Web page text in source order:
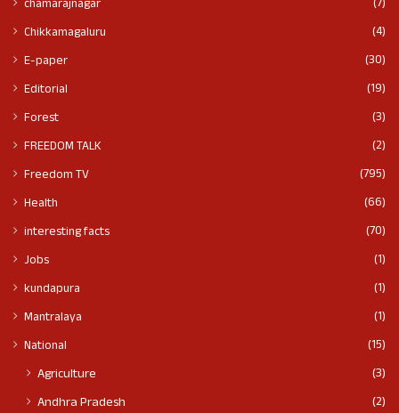
chamarajnagar
Chikkamagaluru
(4)
E-paper
(30)
Editorial
(19)
Forest
(3)
FREEDOM TALK
(2)
Freedom TV
(795)
Health
(66)
interesting facts
(70)
Jobs
(1)
kundapura
(1)
Mantralaya
(1)
National
(15)
Agriculture
(3)
Andhra Pradesh
(2)